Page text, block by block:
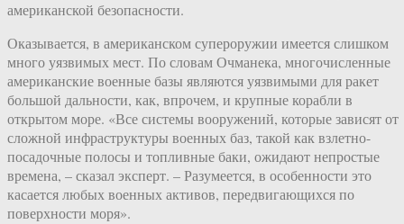
американской безопасности.
Оказывается, в американском супероружии имеется слишком
много уязвимых мест. По словам Очманека, многочисленные
американские военные базы являются уязвимыми для ракет
большой дальности, как, впрочем, и крупные корабли в
открытом море. «Все системы вооружений, которые зависят от
сложной инфраструктуры военных баз, такой как взлетно-
посадочные полосы и топливные баки, ожидают непростые
времена, – сказал эксперт. – Разумеется, в особенности это
касается любых военных активов, передвигающихся по
поверхности моря».